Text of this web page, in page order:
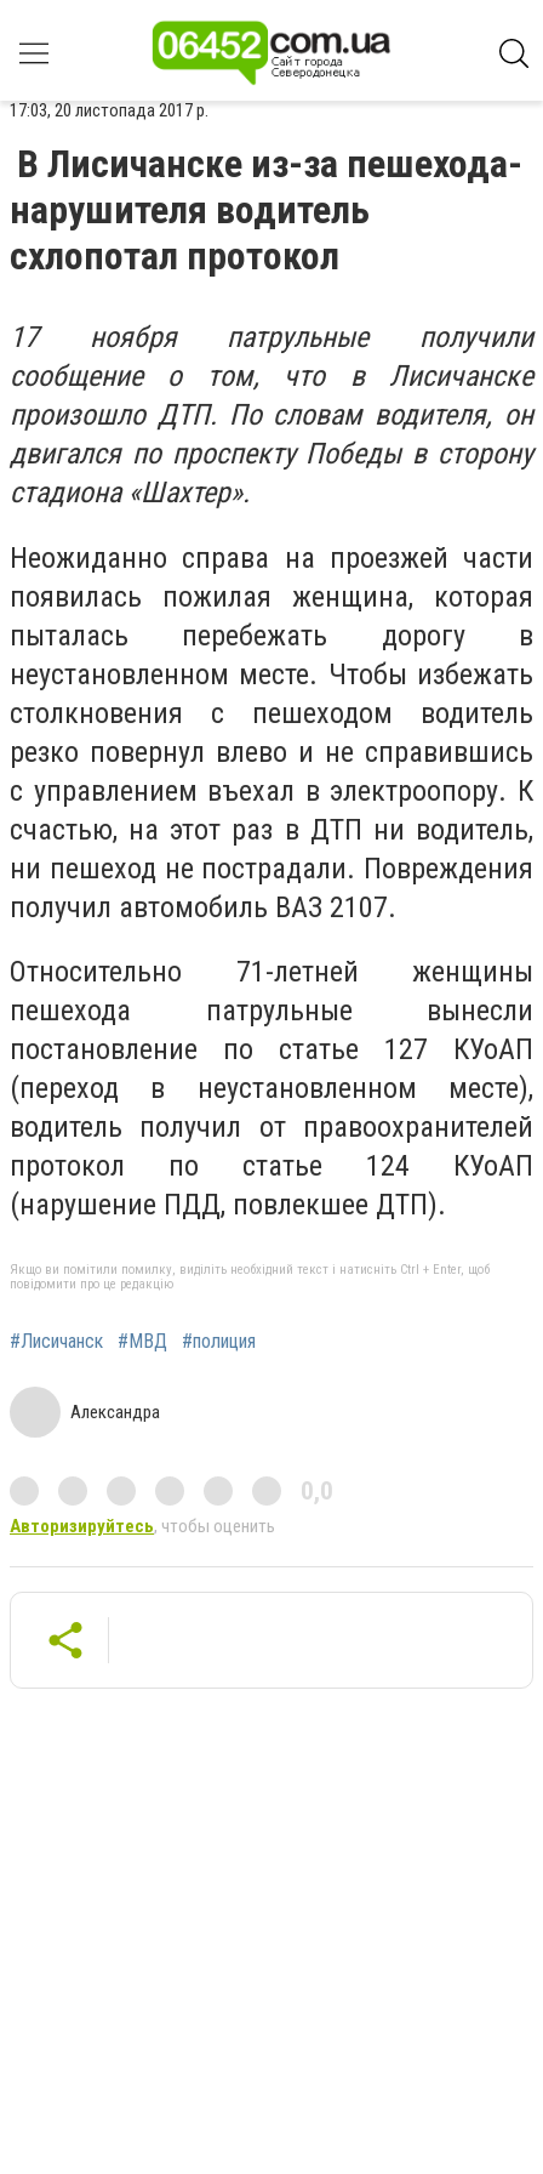
17:03, 20 листопада 2017 р.
В Лисичанске из-за пешехода-
нарушителя водитель
схлопотал протокол
17 ноября патрульные получили
сообщение о том, что в Лисичанске
произошло ДТП. По словам водителя, он
двигался по проспекту Победы в сторону
стадиона «Шахтер».
Неожиданно справа на проезжей части
появилась пожилая женщина, которая
пыталась перебежать дорогу в
неустановленном месте. Чтобы избежать
столкновения с пешеходом водитель
резко повернул влево и не справившись
с управлением въехал в электроопору. К
счастью, на этот раз в ДТП ни водитель,
ни пешеход не пострадали. Повреждения
получил автомобиль ВАЗ 2107.
Относительно 71-летней женщины
пешехода патрульные вынесли
постановление по статье 127 КУоАП
(переход в неустановленном месте),
водитель получил от правоохранителей
протокол по статье 124 КУоАП
(нарушение ПДД, повлекшее ДТП).
Якщо ви помітили помилку, виділіть необхідний текст і натисніть Ctrl + Enter, щоб
повідомити про це редакцію
#Лисичанск #МВД #полиция
Александра
0,0
Авторизируйтесь, чтобы оценить